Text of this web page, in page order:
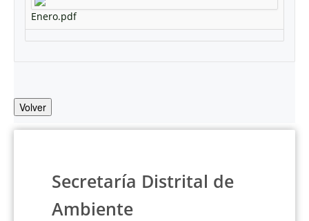
Enero.pdf
Volver
Secretaría Distrital de
Ambiente